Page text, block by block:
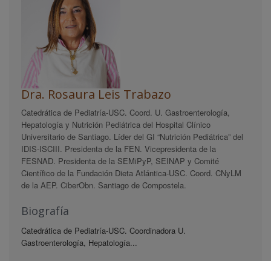
Dra. Rosaura Leis Trabazo
Catedrática de Pediatría-USC. Coord. U. Gastroenterología,
Hepatología y Nutrición Pediátrica del Hospital Clínico
Universitario de Santiago. Líder del GI “Nutrición Pediátrica” del
IDIS-ISCIII. Presidenta de la FEN. Vicepresidenta de la
FESNAD. Presidenta de la SEMiPyP, SEINAP y Comité
Científico de la Fundación Dieta Atlántica-USC. Coord. CNyLM
de la AEP. CiberObn. Santiago de Compostela.
Biografía
Catedrática de Pediatría-USC. Coordinadora U.
Gastroenterología, Hepatología...